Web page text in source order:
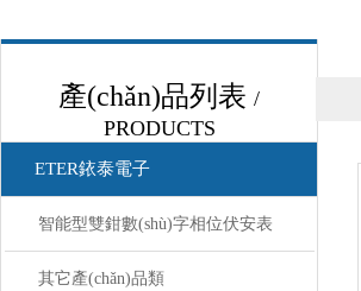
產(chǎn)品列表 /
PRODUCTS
ETER銥泰電子
智能型雙鉗數(shù)字相位伏安表
其它產(chǎn)品類